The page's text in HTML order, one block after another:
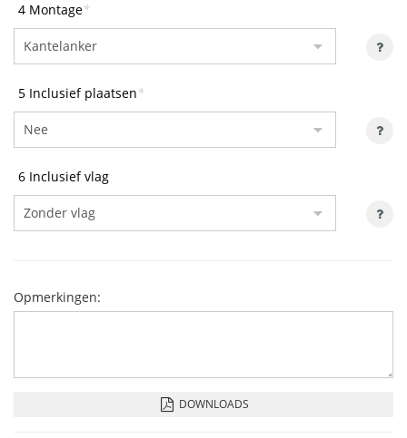
4 Montage*
5 Inclusief plaatsen*
6 Inclusief vlag
Opmerkingen:
DOWNLOADS